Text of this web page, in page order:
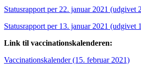
Statusrapport per 22. januar 2021 (udgivet
Statusrapport per 13. januar 2021 (udgivet
Link til vaccinationskalenderen:
Vaccinationskalender (15. februar 2021)